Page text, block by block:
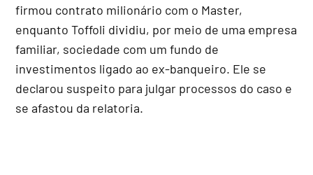
firmou contrato milionário com o Master,
enquanto Toffoli dividiu, por meio de uma empresa
familiar, sociedade com um fundo de
investimentos ligado ao ex-banqueiro. Ele se
declarou suspeito para julgar processos do caso e
se afastou da relatoria.